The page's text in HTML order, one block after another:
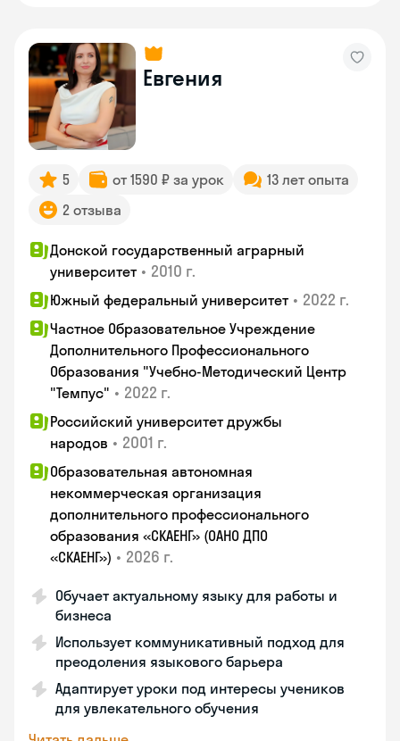
Евгения
5 от 1590 ₽ за урок
13 лет опыта
2 отзыва
Донской государственный аграрный
университет • 2010 г.
Южный федеральный университет • 2022 г.
Частное Образовательное Учреждение
Дополнительного Профессионального
Образования "Учебно-Методический Центр
"Темпус" • 2022 г.
Российский университет дружбы
народов • 2001 г.
Образовательная автономная
некоммерческая организация
дополнительного профессионального
образования «СКАЕНГ» (ОАНО ДПО
«СКАЕНГ») • 2026 г.
Обучает актуальному языку для работы и
бизнеса
Использует коммуникативный подход для
преодоления языкового барьера
Адаптирует уроки под интересы учеников
для увлекательного обучения